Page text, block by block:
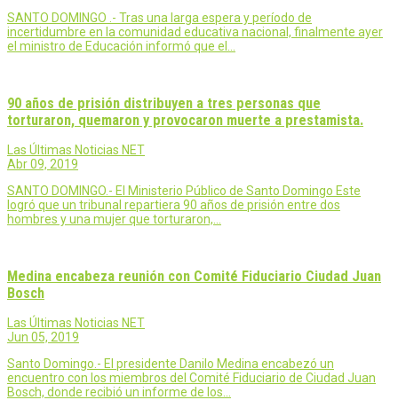
SANTO DOMINGO .- Tras una larga espera y período de
incertidumbre en la comunidad educativa nacional, finalmente ayer
el ministro de Educación informó que el…
90 años de prisión distribuyen a tres personas que
torturaron, quemaron y provocaron muerte a prestamista.
Las Últimas Noticias NET
Abr 09, 2019
SANTO DOMINGO.- El Ministerio Público de Santo Domingo Este
logró que un tribunal repartiera 90 años de prisión entre dos
hombres y una mujer que torturaron,…
Medina encabeza reunión con Comité Fiduciario Ciudad Juan
Bosch
Las Últimas Noticias NET
Jun 05, 2019
Santo Domingo.- El presidente Danilo Medina encabezó un
encuentro con los miembros del Comité Fiduciario de Ciudad Juan
Bosch, donde recibió un informe de los…